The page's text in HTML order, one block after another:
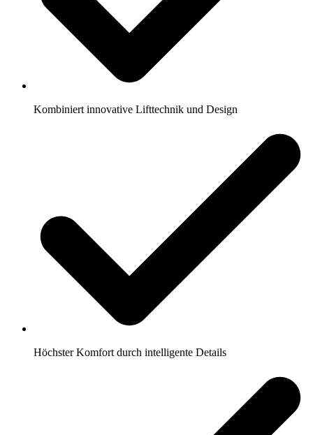
Kombiniert innovative Lifttechnik und Design
Höchster Komfort durch intelligente Details